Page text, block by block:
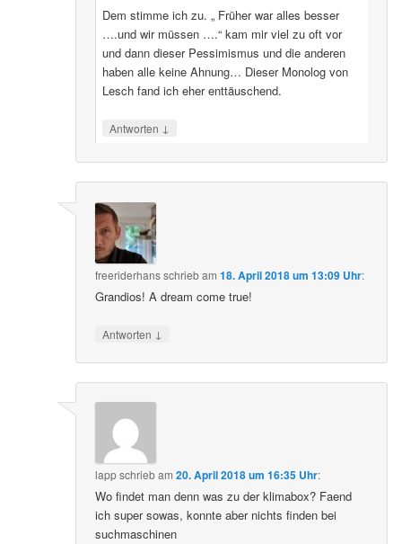
Dem stimme ich zu. „ Früher war alles besser
….und wir müssen ….“ kam mir viel zu oft vor
und dann dieser Pessimismus und die anderen
haben alle keine Ahnung… Dieser Monolog von
Lesch fand ich eher enttäuschend.
Antworten ↓
freeriderhansschriebam18. April 2018 um 13:09 Uhr:
Grandios! A dream come true!
Antworten ↓
lappschriebam20. April 2018 um 16:35 Uhr:
Wo findet man denn was zu der klimabox? Faend
ich super sowas, konnte aber nichts finden bei
suchmaschinen